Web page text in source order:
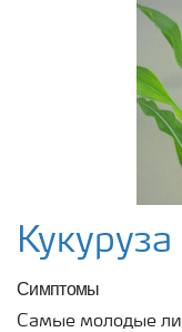
Симптомы
Самые молодые